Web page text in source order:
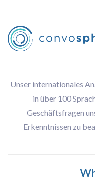
Unser internationales
in über 100
Geschäftsfragen
Erkenntnissen zu